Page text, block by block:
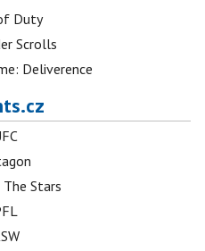
Duty
Scrolls
Deliverence
Stars